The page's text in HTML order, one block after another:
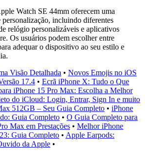
Watch SE 44mm oferecem uma
personalização, incluindo diferentes
relógio personalizáveis e aplicativos
Os usuários podem escolher entre
adequar o dispositivo ao seu estilo e
Visão Detalhada • Novos Emojis no iOS
17.4 • Ecrã iPhone X: Tudo o Que
iPhone 15 Pro Max: Escolha a Melhor
do iCloud: Login, Entrar, Sign In e muito
512GB – Seu Guia Completo • iPhone
Guia Completo • O Guia Completo para
Max em Prestações • Melhor iPhone
Guia Completo • Apple Earpods:
da Apple •